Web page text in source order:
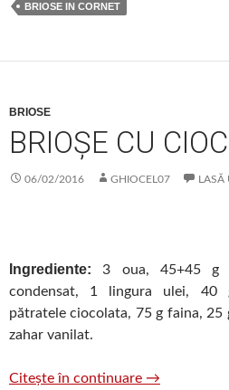
BRIOSE IN CORNET
BRIOSE
BRIOȘE CU
06/02/2016 GHIOCEL07
Ingrediente: 3 oua, 45+45 g
condensat, 1 lingura ulei, 40
pătratele ciocolata, 75 g faina, 25
zahar vanilat.
Citește în continuare Brioșe cu
→